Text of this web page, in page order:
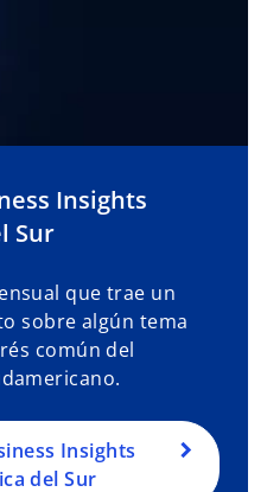
Insights
Sur
que trae un
sobre algún tema
común del
Insights
del Sur